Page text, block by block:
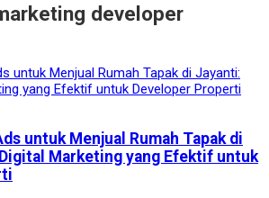
developer
untuk Menjual Rumah Tapak di
Marketing yang Efektif untuk